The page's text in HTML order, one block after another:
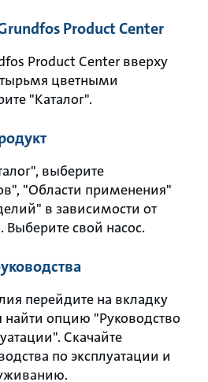
Product Center
Product Center вверху
цветными
"Каталог".
выберите
"Области применения"
в зависимости от
Выберите свой насос.
перейдите на вкладку
опцию "Руководство
Скачайте
по эксплуатации и